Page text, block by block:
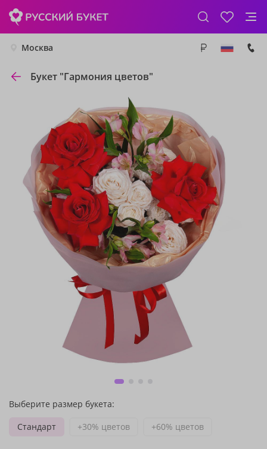
Москва
Букет "Гармония цветов"
Выберите размер букета:
Стандарт
+30% цветов +60% цветов